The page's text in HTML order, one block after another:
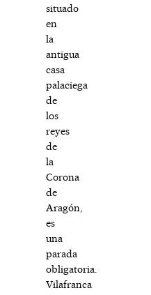
situado
en
la
antigua
casa
palaciega
de
los
reyes
de
la
Corona
de
Aragón,
es
una
parada
obligatoria.
Vilafranca